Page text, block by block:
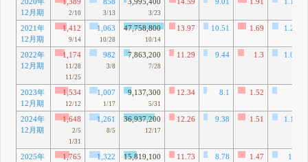
12月期
2/10 3/13 3/23
2021年
12月期
1,412
9/14
1,063
10/28
47,758,800
10/14
13.97 10.51 1.69 1.27
2022年
12月期
1,174
11/28
11/25
982
3/8
7,863,200
7/28
11.29 9.44 1.3 1.09
2023年
12月期
1,534
12/12
1,007
1/17
9,137,300
5/31
12.34 8.1 1.52
2024年
12月期
1,648
2/5
1/31
1,261
8/5
36,937,200
12/17
12.26 9.38 1.51 1.15
2025年
1,765 1,322 15,819,100 11.73 8.78 1.47 1.1